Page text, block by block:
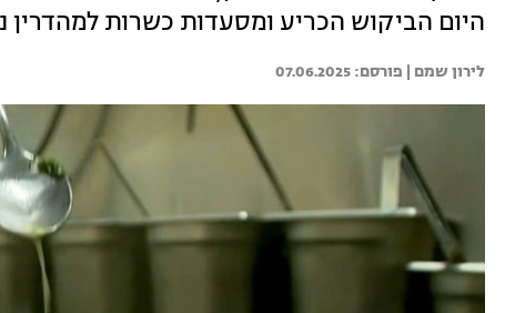
היום הביקוש הכריע ומסעדות כשרות למהדרין
לירון שמם | 07.06.2025